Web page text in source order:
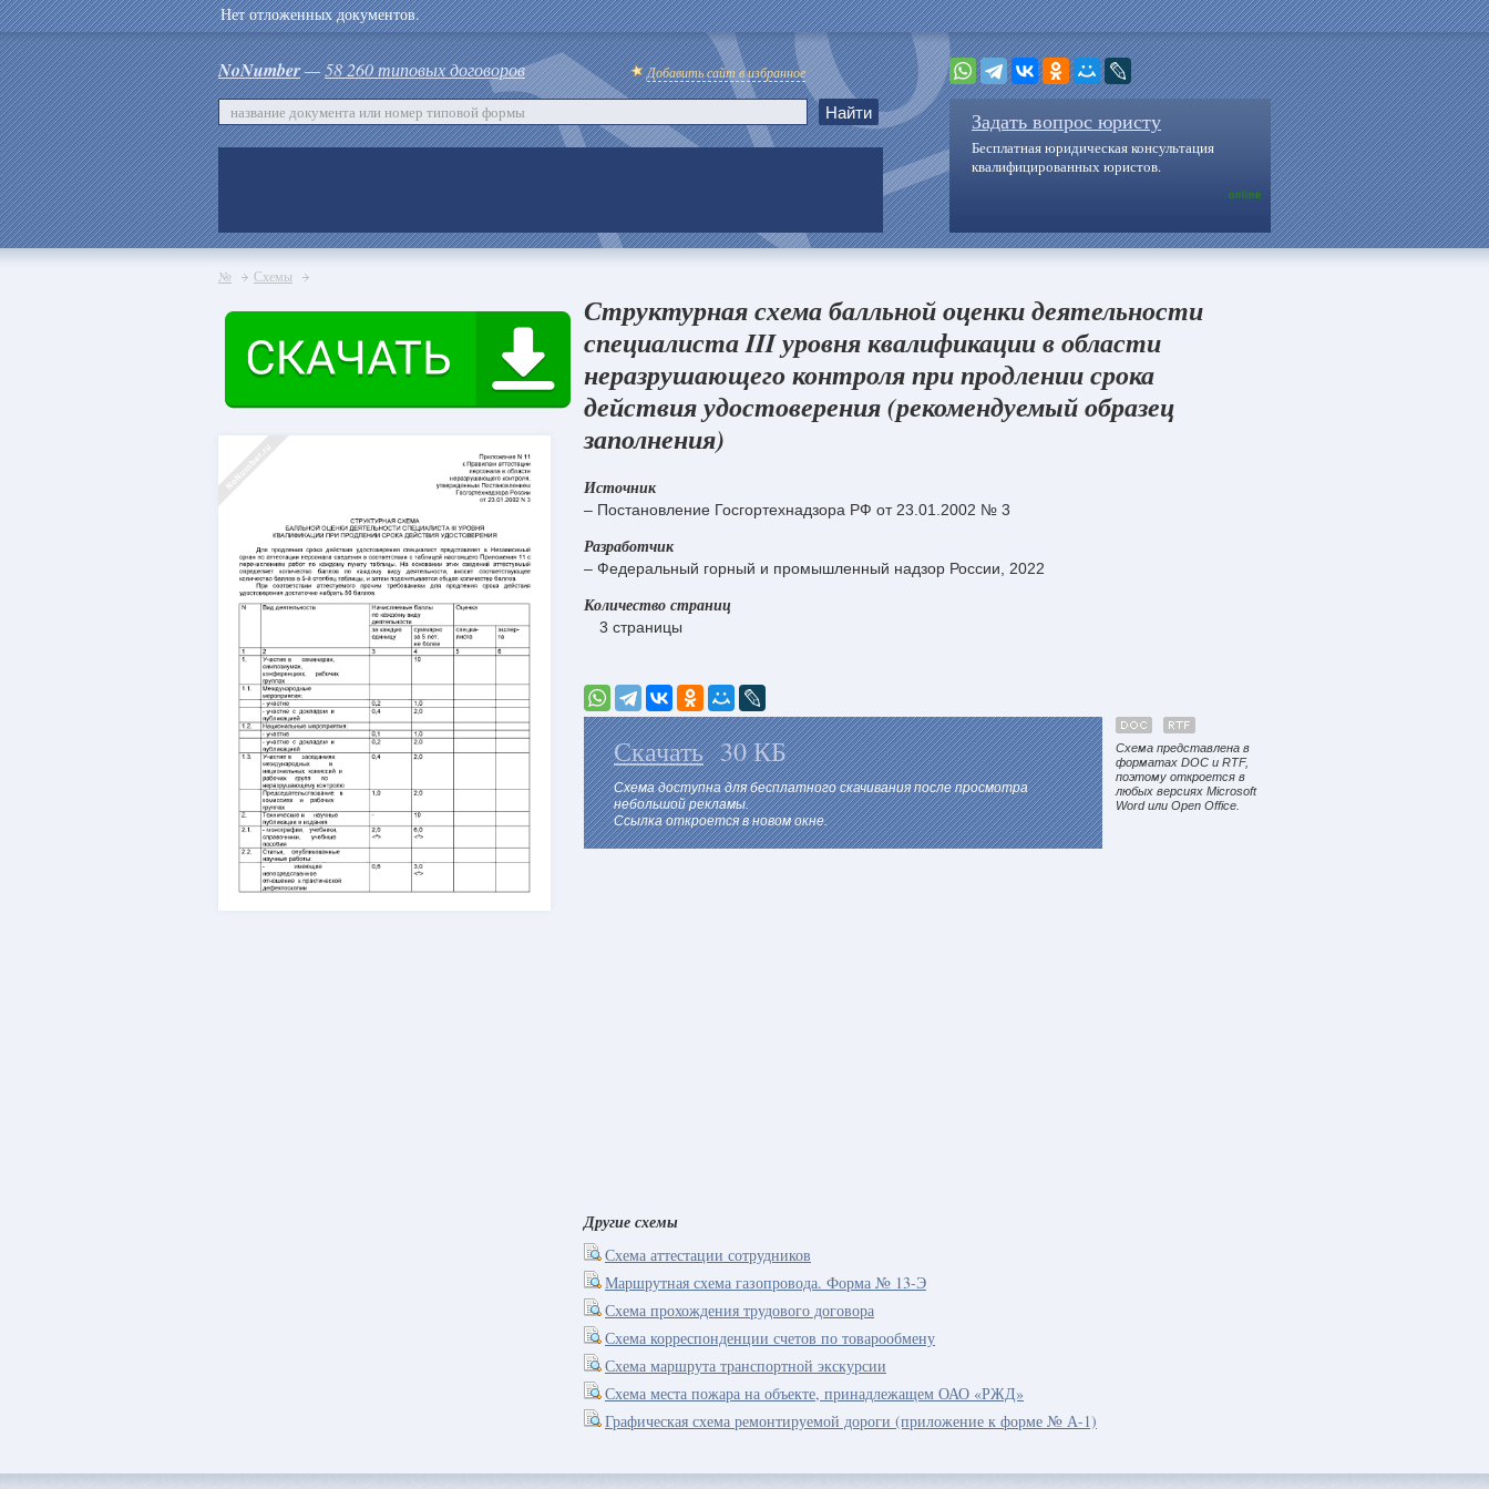
Нет отложенных документов.
NoNumber—58 260 типовых договоров Добавить сайт в избранное
Задать вопрос юристу
Бесплатная юридическая консультация
квалифицированных юристов.
online
№ Схемы
Структурная схема балльной оценки деятельности
специалиста III уровня квалификации в области
неразрушающего контроля при продлении срока
действия удостоверения (рекомендуемый образец
заполнения)
Источник
– Постановление Госгортехнадзора РФ от 23.01.2002 № 3
Разработчик
– Федеральный горный и промышленный надзор России, 2022
Количество страниц
3 страницы
Скачать 30 КБ
Схема доступна для бесплатного скачивания после просмотра
небольшой рекламы.
Ссылка откроется в новом окне.
Схема представлена в
форматах DOC и RTF,
поэтому откроется в
любых версиях Microsoft
Word или Open Office.
Другие схемы
Схема аттестации сотрудников
Маршрутная схема газопровода. Форма № 13-Э
Схема прохождения трудового договора
Схема корреспонденции счетов по товарообмену
Схема маршрута транспортной экскурсии
Схема места пожара на объекте, принадлежащем ОАО «РЖД»
Графическая схема ремонтируемой дороги (приложение к форме № А-1)